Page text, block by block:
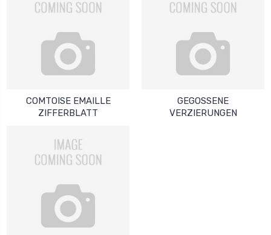
COMTOISE EMAILLE
ZIFFERBLATT
GEGOSSENE
VERZIERUNGEN